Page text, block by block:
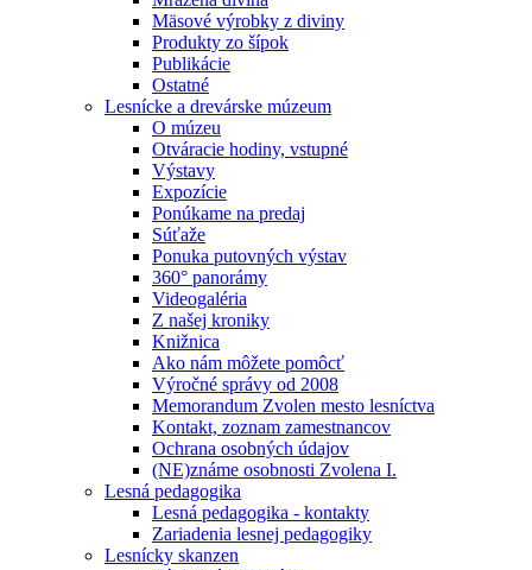
Mäsové výrobky z diviny
Produkty zo šípok
Publikácie
Ostatné
Lesnícke a drevárske múzeum
O múzeu
Otváracie hodiny, vstupné
Výstavy
Expozície
Ponúkame na predaj
Súťaže
Ponuka putovných výstav
360° panorámy
Videogaléria
Z našej kroniky
Knižnica
Ako nám môžete pomôcť
Výročné správy od 2008
Memorandum Zvolen mesto lesníctva
Kontakt, zoznam zamestnancov
Ochrana osobných údajov
(NE)známe osobnosti Zvolena I.
Lesná pedagogika
Lesná pedagogika - kontakty
Zariadenia lesnej pedagogiky
Lesnícky skanzen